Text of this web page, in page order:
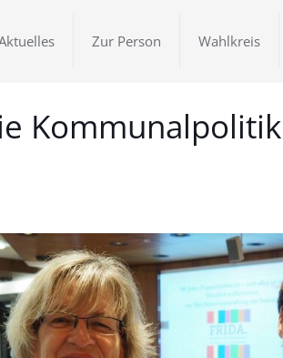
Zur Person Wahlkreis